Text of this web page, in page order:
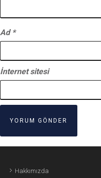
Ad *
İnternet sitesi
Hakkımızda